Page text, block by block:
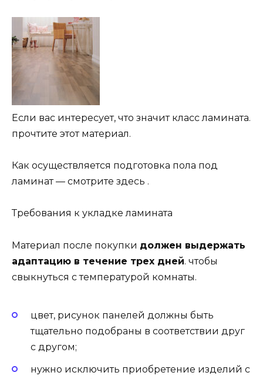
Если вас интересует, что значит класс ламината.
прочтите этот материал.
Как осуществляется подготовка пола под
ламинат — смотрите здесь .
Требования к укладке ламината
Материал после покупки должен выдержать
адаптацию в течение трех дней. чтобы
свыкнуться с температурой комнаты.
цвет, рисунок панелей должны быть
тщательно подобраны в соответствии друг
с другом;
нужно исключить приобретение изделий с